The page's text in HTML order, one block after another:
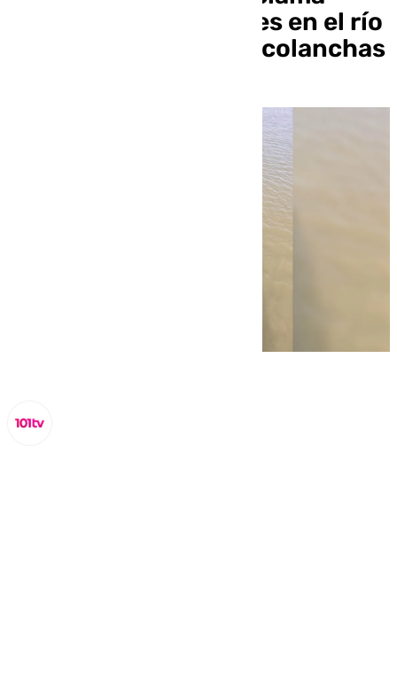
videocámaras y drones en el río
para combatir las narcolanchas